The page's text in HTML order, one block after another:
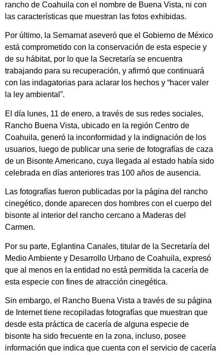
rancho de Coahuila con el nombre de Buena Vista, ni con
las características que muestran las fotos exhibidas.
Por último, la Semarnat aseveró que el Gobierno de México
está comprometido con la conservación de esta especie y
de su hábitat, por lo que la Secretaría se encuentra
trabajando para su recuperación, y afirmó que continuará
con las indagatorias para aclarar los hechos y “hacer valer
la ley ambiental”.
El día lunes, 11 de enero, a través de sus redes sociales,
Rancho Buena Vista, ubicado en la región Centro de
Coahuila, generó la inconformidad y la indignación de los
usuarios, luego de publicar una serie de fotografías de caza
de un Bisonte Americano, cuya llegada al estado había sido
celebrada en días anteriores tras 100 años de ausencia.
Las fotografías fueron publicadas por la página del rancho
cinegético, donde aparecen dos hombres con el cuerpo del
bisonte al interior del rancho cercano a Maderas del
Carmen.
Por su parte, Eglantina Canales, titular de la Secretaría del
Medio Ambiente y Desarrollo Urbano de Coahuila, expresó
que al menos en la entidad no está permitida la cacería de
esta especie con fines de atracción cinegética.
Sin embargo, el Rancho Buena Vista a través de su página
de Internet tiene recopiladas fotografías que muestran que
desde esta práctica de cacería de alguna especie de
bisonte ha sido frecuente en la zona, incluso, posee
información que indica que cuenta con el servicio de cacería